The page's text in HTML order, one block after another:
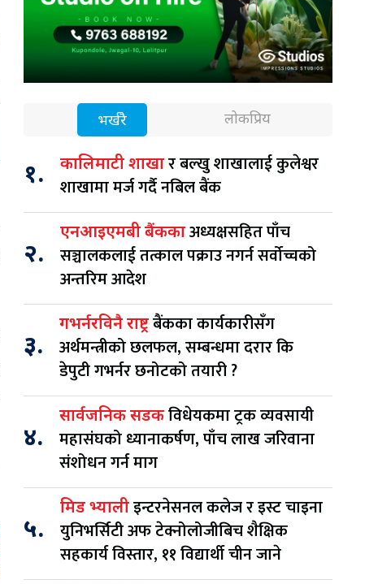
भर्खरै लोकप्रिय
१. कालिमाटी शाखार बल्खु शाखालाई कुलेश्वर
शाखामा मर्ज गर्दै नबिल बैंक
२.
एनआइएमबी बैंककाअध्यक्षसहित पाँच
सञ्चालकलाई तत्काल पक्राउ नगर्न सर्वोच्चको
अन्तरिम आदेश
३.
गभर्नरविनै राष्ट्रबैंकका कार्यकारीसँग
अर्थमन्त्रीको छलफल, सम्बन्धमा दरार कि
डेपुटी गभर्नर छनोटको तयारी ?
४.
सार्वजनिक सडकविधेयकमा ट्रक व्यवसायी
महासंघको ध्यानाकर्षण, पाँच लाख जरिवाना
संशोधन गर्न माग
५.
मिड भ्यालीइन्टरनेसनल कलेज र इस्ट चाइना
युनिभर्सिटी अफ टेक्नोलोजीबिच शैक्षिक
सहकार्य विस्तार, ११ विद्यार्थी चीन जाने